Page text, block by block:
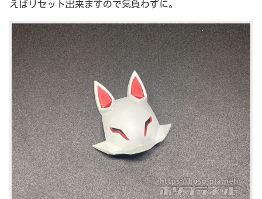
えばリセット出来ますので気負わずに。